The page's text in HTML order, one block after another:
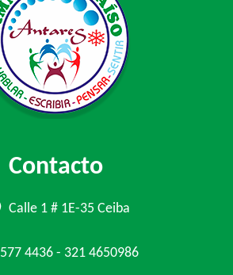
Contacto
Calle 1 # 1E-35 Ceiba
577 4436 - 321 4650986